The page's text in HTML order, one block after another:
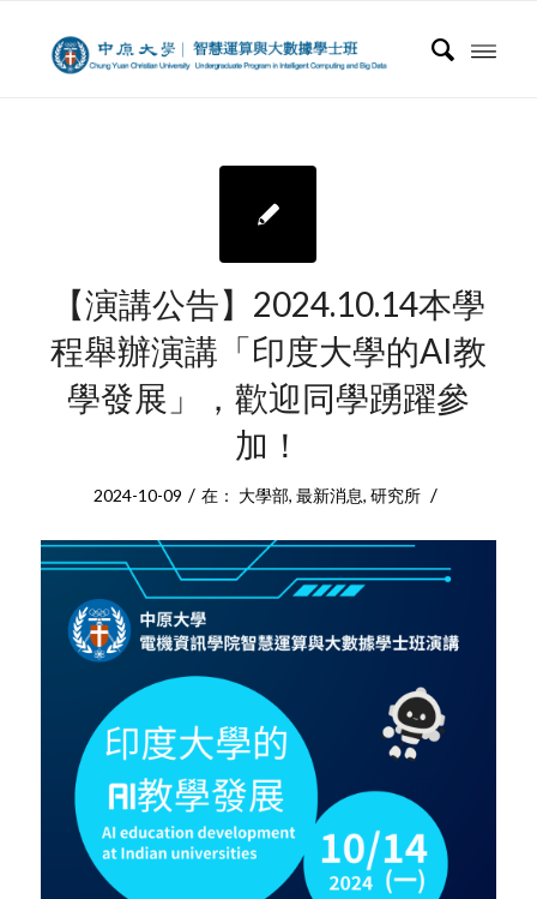
【演講公告】2024.10.14本學
程舉辦演講「印度大學的AI教
學發展」，歡迎同學踴躍參
加！
2024-10-09 / 在： 大學部, 最新消息, 研究所 /